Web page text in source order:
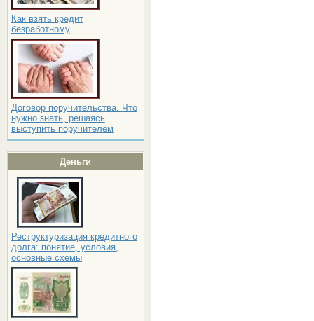
Как взять кредит
безработному
Договор поручительства. Что
нужно знать, решаясь
выступить поручителем
Деньги
Реструктуризация кредитного
долга: понятие, условия,
основные схемы